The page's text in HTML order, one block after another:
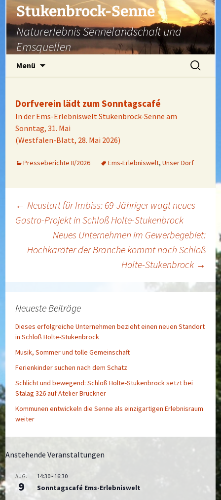
Zum
Inhalt
springen
Stukenbrock-Senne
Naturerlebnis Sennelandschaft und
Emsquellen
Menü
Suchen
nach:
Dorfverein lädt zum Sonntagscafé
In der Ems-Erlebniswelt Stukenbrock-Senne am
Sonntag, 31. Mai
(Westfalen-Blatt, 28. Mai 2026)
Presseberichte II/2026 Ems-Erlebniswelt,Unser Dorf
Beitragsnavigation
← Neustart für Imbiss: 69-Jähriger wagt neues
Gastro-Projekt in Schloß Holte-Stukenbrock
Neues Unternehmen im Gewerbegebiet:
Hochkaräter der Branche kommt nach Schloß
Holte-Stukenbrock →
Neueste Beiträge
Dieses erfolgreiche Unternehmen bezieht einen neuen Standort
in Schloß Holte-Stukenbrock
Musik, Sommer und tolle Gemeinschaft
Ferienkinder suchen nach dem Schatz
Schlicht und bewegend: Schloß Holte-Stukenbrock setzt bei
Stalag 326 auf Atelier Brückner
Kommunen entwickeln die Senne als einzigartigen Erlebnisraum
weiter
Anstehende Veranstaltungen
AUG.
9
14:30- 16:30
Sonntagscafé Ems-Erlebniswelt